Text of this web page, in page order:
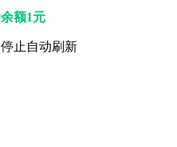
额1元
止自动刷新